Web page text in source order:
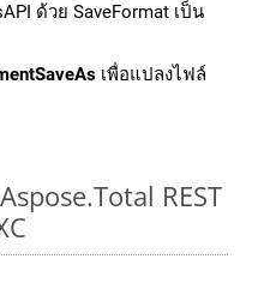
ด้วย SaveFormat เป็น
เพื่อแปลงไฟล์
REST